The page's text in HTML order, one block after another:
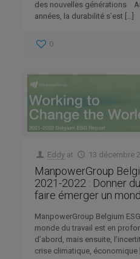
des nouvelles générations
années, la durabilité s’est […]
0
Eddy at 13 décembre
ManpowerGroup
2021-2022 : Donner
faire émerger un
ManpowerGroup Belgium
monde du travail est en
d’abord, mais ensuite,
crise climatique, économique